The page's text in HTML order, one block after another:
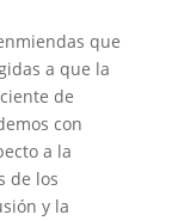
que
a que la
de
con
a la
de los
y la